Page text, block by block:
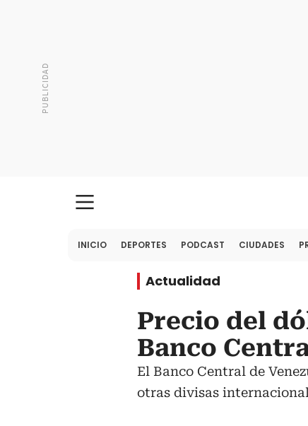
INICIO DEPORTES PODCAST CIUDADES
Actualidad
Precio del
Banco
El Banco Central de
otras divisas